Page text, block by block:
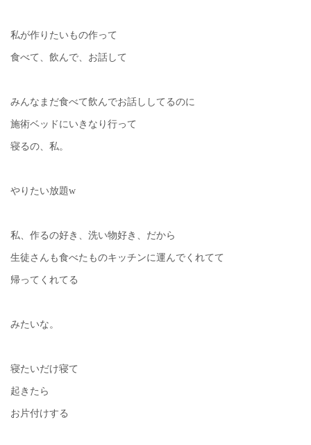
私が作りたいもの作って
食べて、飲んで、お話して
みんなまだ食べて飲んでお話ししてるのに
施術ベッドにいきなり行って
寝るの、私。
やりたい放題w
私、作るの好き、洗い物好き、だから
生徒さんも食べたものキッチンに運んでくれてて
帰ってくれてる
みたいな。
寝たいだけ寝て
起きたら
お片付けする